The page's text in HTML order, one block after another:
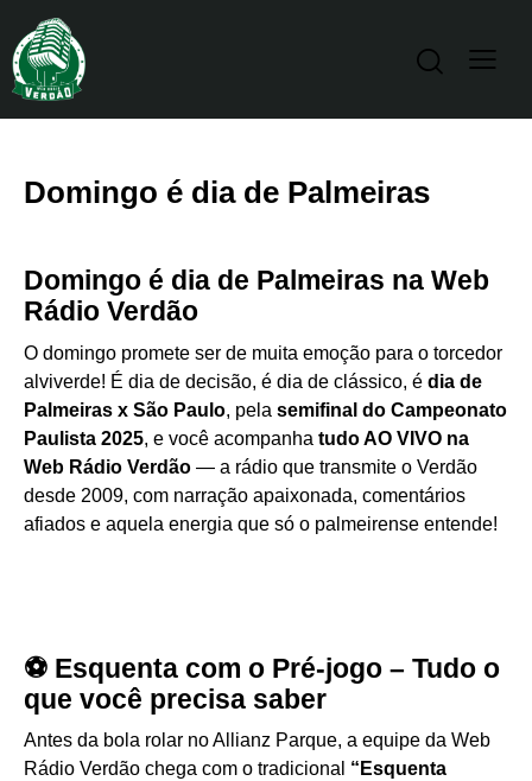
Domingo é dia de Palmeiras
Domingo é dia de Palmeiras na Web
Rádio Verdão
O domingo promete ser de muita emoção para o torcedor
alviverde! É dia de decisão, é dia de clássico, é dia de
Palmeiras x São Paulo, pela semifinal do Campeonato
Paulista 2025, e você acompanha tudo AO VIVO na
Web Rádio Verdão — a rádio que transmite o Verdão
desde 2009, com narração apaixonada, comentários
afiados e aquela energia que só o palmeirense entende!
⚽ Esquenta com o Pré-jogo – Tudo o
que você precisa saber
Antes da bola rolar no Allianz Parque, a equipe da Web
Rádio Verdão chega com o tradicional “Esquenta